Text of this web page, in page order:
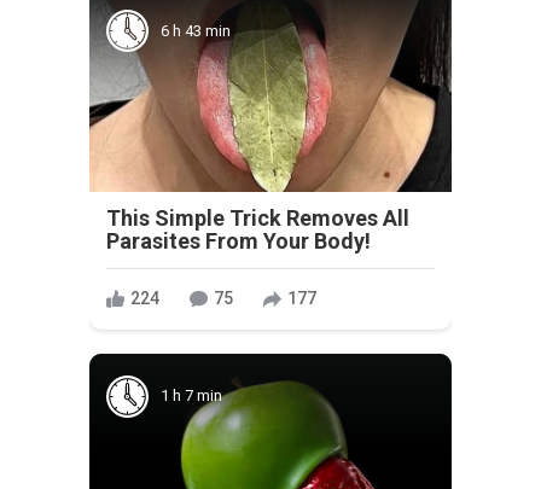
6 h 43 min
This Simple Trick Removes All
Parasites From Your Body!
224 75 177
1 h 7 min